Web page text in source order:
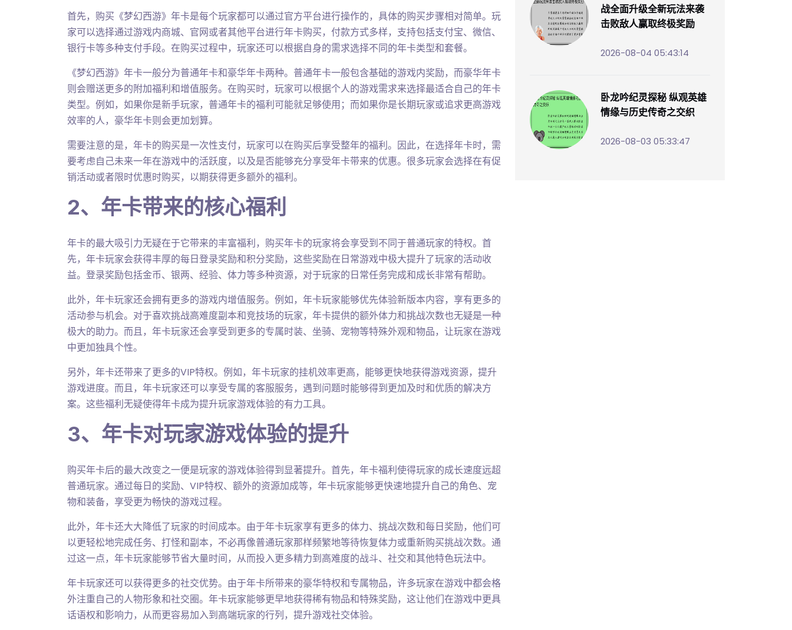
首先，购买《梦幻西游》年卡是每个玩家都可以通过官方平台进行操作的，具体的购买步骤相对简单。玩
家可以选择通过游戏内商城、官网或者其他平台进行年卡购买，付款方式多样，支持包括支付宝、微信、
银行卡等多种支付手段。在购买过程中，玩家还可以根据自身的需求选择不同的年卡类型和套餐。
《梦幻西游》年卡一般分为普通年卡和豪华年卡两种。普通年卡一般包含基础的游戏内奖励，而豪华年卡
则会赠送更多的附加福利和增值服务。在购买时，玩家可以根据个人的游戏需求来选择最适合自己的年卡
类型。例如，如果你是新手玩家，普通年卡的福利可能就足够使用；而如果你是长期玩家或追求更高游戏
效率的人，豪华年卡则会更加划算。
需要注意的是，年卡的购买是一次性支付，玩家可以在购买后享受整年的福利。因此，在选择年卡时，需
要考虑自己未来一年在游戏中的活跃度，以及是否能够充分享受年卡带来的优惠。很多玩家会选择在有促
销活动或者限时优惠时购买，以期获得更多额外的福利。
2、年卡带来的核心福利
年卡的最大吸引力无疑在于它带来的丰富福利，购买年卡的玩家将会享受到不同于普通玩家的特权。首
先，年卡玩家会获得丰厚的每日登录奖励和积分奖励，这些奖励在日常游戏中极大提升了玩家的活动收
益。登录奖励包括金币、银两、经验、体力等多种资源，对于玩家的日常任务完成和成长非常有帮助。
此外，年卡玩家还会拥有更多的游戏内增值服务。例如，年卡玩家能够优先体验新版本内容，享有更多的
活动参与机会。对于喜欢挑战高难度副本和竞技场的玩家，年卡提供的额外体力和挑战次数也无疑是一种
极大的助力。而且，年卡玩家还会享受到更多的专属时装、坐骑、宠物等特殊外观和物品，让玩家在游戏
中更加独具个性。
另外，年卡还带来了更多的VIP特权。例如，年卡玩家的挂机效率更高，能够更快地获得游戏资源，提升
游戏进度。而且，年卡玩家还可以享受专属的客服服务，遇到问题时能够得到更加及时和优质的解决方
案。这些福利无疑使得年卡成为提升玩家游戏体验的有力工具。
3、年卡对玩家游戏体验的提升
购买年卡后的最大改变之一便是玩家的游戏体验得到显著提升。首先，年卡福利使得玩家的成长速度远超
普通玩家。通过每日的奖励、VIP特权、额外的资源加成等，年卡玩家能够更快速地提升自己的角色、宠
物和装备，享受更为畅快的游戏过程。
此外，年卡还大大降低了玩家的时间成本。由于年卡玩家享有更多的体力、挑战次数和每日奖励，他们可
以更轻松地完成任务、打怪和副本，不必再像普通玩家那样频繁地等待恢复体力或重新购买挑战次数。通
过这一点，年卡玩家能够节省大量时间，从而投入更多精力到高难度的战斗、社交和其他特色玩法中。
年卡玩家还可以获得更多的社交优势。由于年卡所带来的豪华特权和专属物品，许多玩家在游戏中都会格
外注重自己的人物形象和社交圈。年卡玩家能够更早地获得稀有物品和特殊奖励，这让他们在游戏中更具
话语权和影响力，从而更容易加入到高端玩家的行列，提升游戏社交体验。
战全面升级全新玩法来袭
击败敌人赢取终极奖励
2026-08-04 05:43:14
卧龙吟纪灵探秘 纵观英雄
情缘与历史传奇之交织
2026-08-03 05:33:47